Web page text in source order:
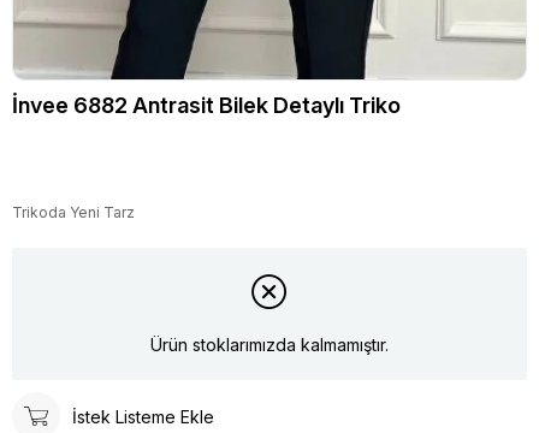
İnvee 6882 Antrasit Bilek Detaylı Triko
Trikoda Yeni Tarz
Ürün stoklarımızda kalmamıştır.
İstek Listeme Ekle